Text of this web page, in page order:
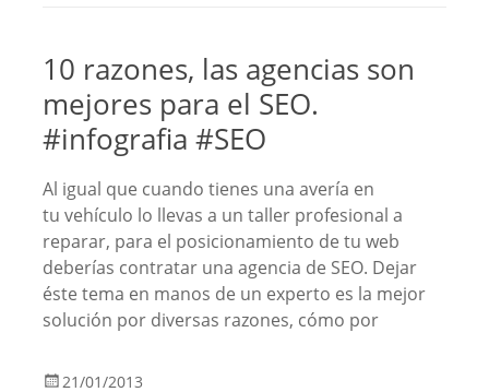
10 razones, las agencias son
mejores para el SEO.
#infografia #SEO
Al igual que cuando tienes una avería en
tu vehículo lo llevas a un taller profesional a
reparar, para el posicionamiento de tu web
deberías contratar una agencia de SEO. Dejar
éste tema en manos de un experto es la mejor
solución por diversas razones, cómo por
21/01/2013